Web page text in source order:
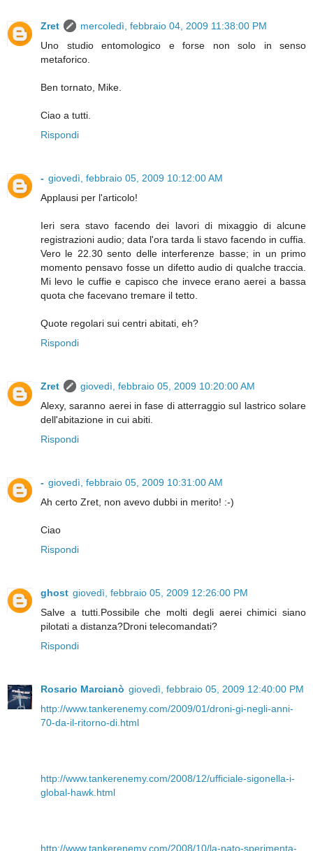
Zret
mercoledì, febbraio 04, 2009 11:38:00 PM
Uno studio entomologico e forse non solo in senso
metaforico.
Ben tornato, Mike.
Ciao a tutti.
Rispondi
- giovedì, febbraio 05, 2009 10:12:00 AM
Applausi per l'articolo!
Ieri sera stavo facendo dei lavori di mixaggio di alcune
registrazioni audio; data l'ora tarda li stavo facendo in cuffia.
Vero le 22.30 sento delle interferenze basse; in un primo
momento pensavo fosse un difetto audio di qualche traccia.
Mi levo le cuffie e capisco che invece erano aerei a bassa
quota che facevano tremare il tetto.
Quote regolari sui centri abitati, eh?
Rispondi
Zret
giovedì, febbraio 05, 2009 10:20:00 AM
Alexy, saranno aerei in fase di atterraggio sul lastrico solare
dell'abitazione in cui abiti.
Rispondi
- giovedì, febbraio 05, 2009 10:31:00 AM
Ah certo Zret, non avevo dubbi in merito! :-)
Ciao
Rispondi
ghost giovedì, febbraio 05, 2009 12:26:00 PM
Salve a tutti.Possibile che molti degli aerei chimici siano
pilotati a distanza?Droni telecomandati?
Rispondi
Rosario Marcianò giovedì, febbraio 05, 2009 12:40:00 PM
http://www.tankerenemy.com/2009/01/droni-gi-negli-anni-
70-da-il-ritorno-di.html
http://www.tankerenemy.com/2008/12/ufficiale-sigonella-i-
global-hawk.html
http://www.tankerenemy.com/2008/10/la-nato-sperimenta-